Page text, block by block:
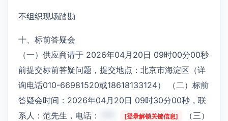
不组织现场踏勘
十、标前答疑会
（一）供应商请于 2026年04月20日 09时00分00秒
前提交标前答疑问题，提交地点：北京市海淀区（详
询电话010-66981520或18618133124） （二）标前
答疑会时间：2026年04月20日 09时30分00秒，联
系人：范先生，电话：
[登录解锁关键信息]
（三）